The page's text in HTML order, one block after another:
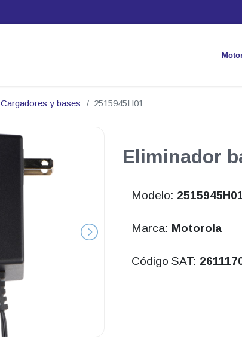
Cargadores y bases 2515945H01
Eliminador
Modelo:
Marca: Motorola
Código SAT: